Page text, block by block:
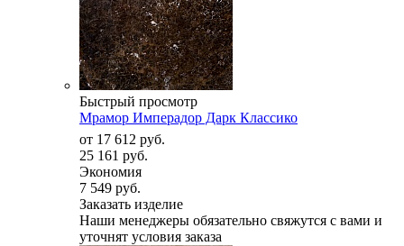
Быстрый просмотр
Мрамор Имперадор Дарк Классико
от 17 612 руб.
25 161 руб.
Экономия
7 549 руб.
Заказать изделие
Наши менеджеры обязательно свяжутся с вами и
уточнят условия заказа